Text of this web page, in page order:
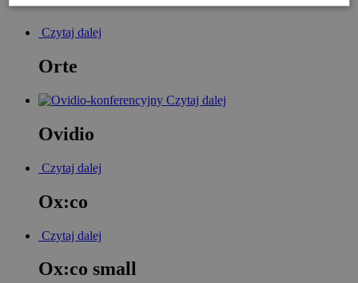
Czytaj dalej
Orte
Czytaj dalej
Ovidio
Czytaj dalej
Ox:co
Czytaj dalej
Ox:co small